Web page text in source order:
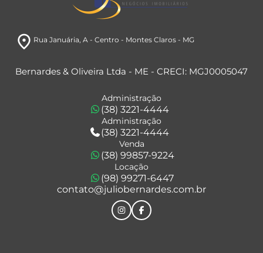
room Rua Januária, A- Centro - Montes Claros- MG
Bernardes & Oliveira Ltda - ME - CRECI: MGJ0005047
Administração
(38) 3221-4444
Administração
(38) 3221-4444
Venda
(38) 99857-9224
Locação
(98) 99271-6447
contato@juliobernardes.com.br